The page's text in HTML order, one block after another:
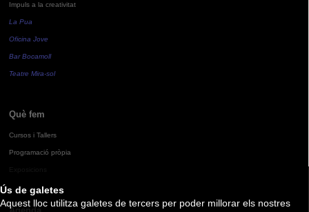
Ús de galetes
Aquest lloc utilitza galetes de tercers per poder millorar els nostres
Impuls a la creativitat
La Pua
Oficina Jove
Bar Bocamoll
Teatre Mira-sol
Què fem
Cursos i Tallers
Programació pròpia